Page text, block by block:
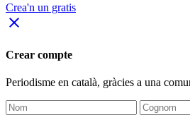
Crea'n un gratis
close
Crear compte
Periodisme en català, gràcies a una